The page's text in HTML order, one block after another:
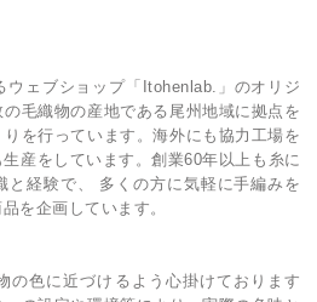
ウェブショップ「Itohenlab.」のオリジ
毛織物の産地である尾州地域に拠点を
を行っています。海外にも協力工場を
産をしています。創業60年以上も糸に
と経験で、 多くの方に気軽に手編みを
を企画しています。
の色に近づけるよう心掛けております